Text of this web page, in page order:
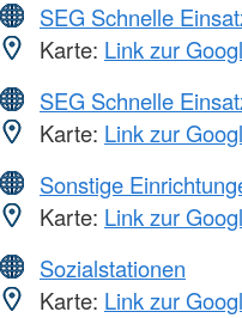
SEG Schnelle
Karte: Link zur
SEG Schnelle
Karte: Link zur
Sonstige
Karte: Link zur
Sozialstationen
Karte: Link zur